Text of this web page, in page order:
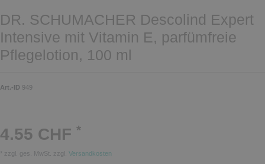
DR. SCHUMACHER Descolind Expert
Intensive mit Vitamin E, parfümfreie
Pflegelotion, 100 ml
Art.-ID 949
4.55 CHF *
* zzgl. ges. MwSt. zzgl. Versandkosten